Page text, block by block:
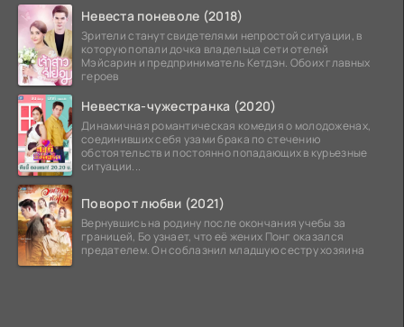
Невеста поневоле (2018)
Зрители станут свидетелями непростой ситуации, в
которую попали дочка владельца сети отелей
Мэйсарин и предприниматель Кетдэн. Обоих главных
героев
Невестка-чужестранка (2020)
Динамичная романтическая комедия о молодоженах,
соединивших себя узами брака по стечению
обстоятельств и постоянно попадающих в курьезные
ситуации...
Поворот любви (2021)
Вернувшись на родину после окончания учебы за
границей, Бо узнает, что её жених Понг оказался
предателем. Он соблазнил младшую сестру хозяина